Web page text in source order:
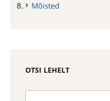
Mõisted
OTSI LEHELT